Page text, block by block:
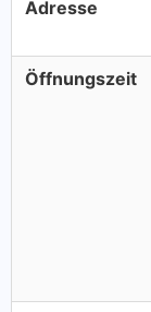
Adresse
Öffnungszeit